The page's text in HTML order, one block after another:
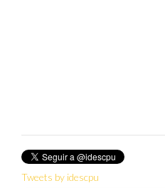
Tweets by idescpu